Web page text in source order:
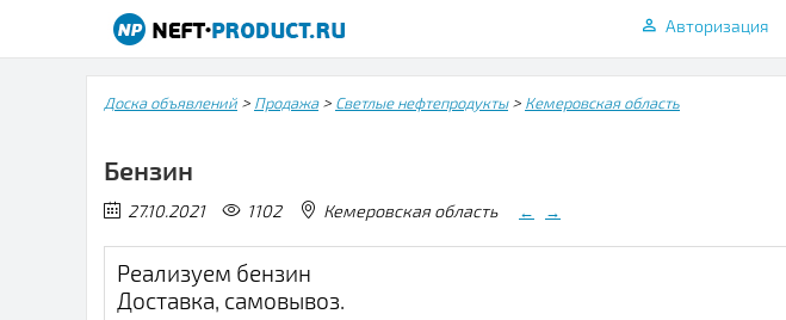
Авторизация
Доска объявлений > Продажа> Светлые нефтепродукты> Кемеровская область
Бензин
27.10.2021 1102 Кемеровская область ← →
Реализуем бензин
Доставка, самовывоз.